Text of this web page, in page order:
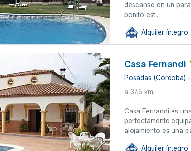
descanso en un
bonito est...
Alquiler íntegro
Casa Fernandi
Posadas (Córdoba)
a 37.5 km.
Casa Fernandi es
perfectamente
alojamiento es una
Alquiler íntegro